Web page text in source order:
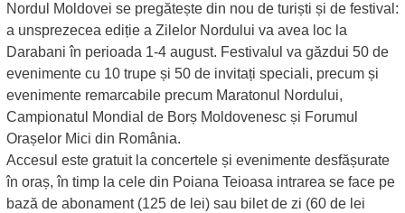
Nordul Moldovei se pregătește din nou de turiști și de festival:
a unsprezecea ediție a Zilelor Nordului va avea loc la
Darabani în perioada 1-4 august. Festivalul va găzdui 50 de
evenimente cu 10 trupe și 50 de invitați speciali, precum și
evenimente remarcabile precum Maratonul Nordului,
Campionatul Mondial de Borș Moldovenesc și Forumul
Orașelor Mici din România.
Accesul este gratuit la concertele și evenimente desfășurate
în oraș, în timp la cele din Poiana Teioasa intrarea se face pe
bază de abonament (125 de lei) sau bilet de zi (60 de lei